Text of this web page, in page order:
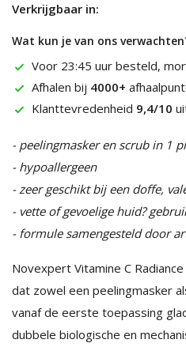
Verkrijgbaar in:
Wat kun je van ons
Voor 23:45 uur besteld,
Afhalen bij 4000+
Klanttevredenheid 9,4/10
- peelingmasker en scrub in 1
- hypoallergeen
- zeer geschikt bij een doffe,
- vette of gevoelige huid?
- formule samengesteld door
Novexpert Vitamine C
dat zowel een peelingmasker
vanaf de eerste toepassing
dubbele biologische en